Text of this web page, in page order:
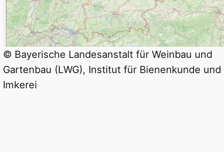
© Bayerische Landesanstalt für Weinbau und
Gartenbau (LWG), Institut für Bienenkunde und
Imkerei